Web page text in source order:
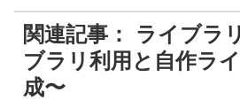
関連記事： ライブラ
ブラリ利用と自作ラ
成〜